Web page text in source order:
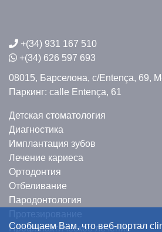
+(34) 931 167 510
+(34) 626 597 693
08015, Барселона, c/Entença, 69,
Паркинг: calle Entença, 61
Детская стоматология
Диагностика
Имплантация зубов
Лечение кариеса
Ортодонтия
Отбеливание
Пародонтология
Профилактическое лечение
Сообщаем Вам, что веб-портал